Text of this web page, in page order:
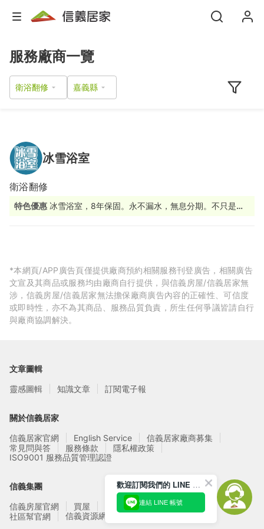
服務廠商一覽
衛浴翻修
冰雪浴室
衛浴翻修
特色優惠 冰雪浴室，8年保固。永不漏水，無息分期。不只是裝
*本網頁/APP廣告頁僅提供廠商預約相關服務刊登廣告，相關廣告
文宣及其商品或服務均由廠商自行提供，與信義房屋/信義居家無
涉，信義房屋/信義居家無法擔保廠商廣告內容的正確性、可信度
或即時性，亦不為其商品、服務品質負責，所生任何爭議皆請自行
與廠商協調解決。
文章圖輯
靈感圖輯
知識文章 訂閱電子報
關於信義居家
信義居家官網
English Service
信義居家廠商募集
常見問與答
服務條款
隱私權政策
ISO9001 服務品質管理認證
信義集團
信義房屋官網
買屋 租屋
實價登錄
社區幫官網
信義資源網站
歡迎訂閱我們的 LINE 官方帳號
連結 LINE 帳號